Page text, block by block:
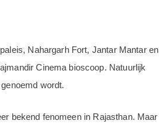
Nahargarh Fort, Jantar Mantar en
Cinema bioscoop. Natuurlijk
wordt.
bekend fenomeen in Rajasthan. Maar